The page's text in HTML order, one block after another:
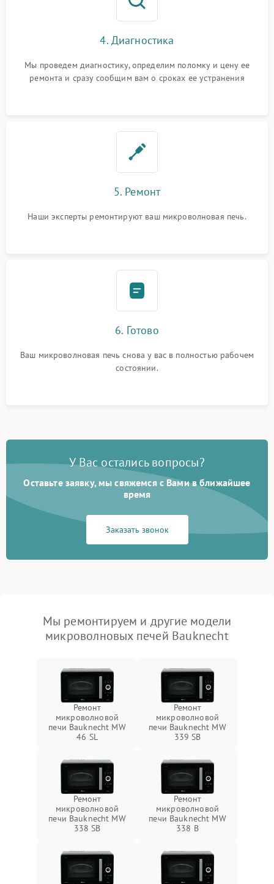
4. Диагностика
Мы проведем диагностику, определим поломку и цену ее
ремонта и сразу сообщим вам о сроках ее устранения
5. Ремонт
Наши эксперты ремонтируют ваш микроволновая печь.
6. Готово
Ваш микроволновая печь снова у вас в полностью рабочем
состоянии.
У Вас остались вопросы?
Оставьте заявку, мы свяжемся с Вами в ближайшее
время
Заказать звонок
Мы ремонтируем и другие модели
микроволновых печей Bauknecht
Ремонт
микроволновой
печи Bauknecht MW
46 SL
Ремонт
микроволновой
печи Bauknecht MW
339 SB
Ремонт
микроволновой
печи Bauknecht MW
338 SB
Ремонт
микроволновой
печи Bauknecht MW
338 B